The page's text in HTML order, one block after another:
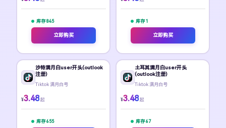
库存 845
立即购买
库存 1
立即购买
沙特满月白user开头(outlook
注册)
Tiktok 满月白号
¥3.48 起
库存 655
土耳其满月白user开头
(outlook注册)
Tiktok 满月白号
¥3.48 起
库存 67